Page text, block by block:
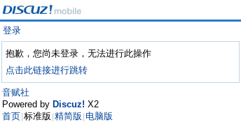
登录
抱歉，您尚未登录，无法进行此操作
点击此链接进行跳转
音赋社
Powered by Discuz! X2
首页 标准版 精简版 电脑版